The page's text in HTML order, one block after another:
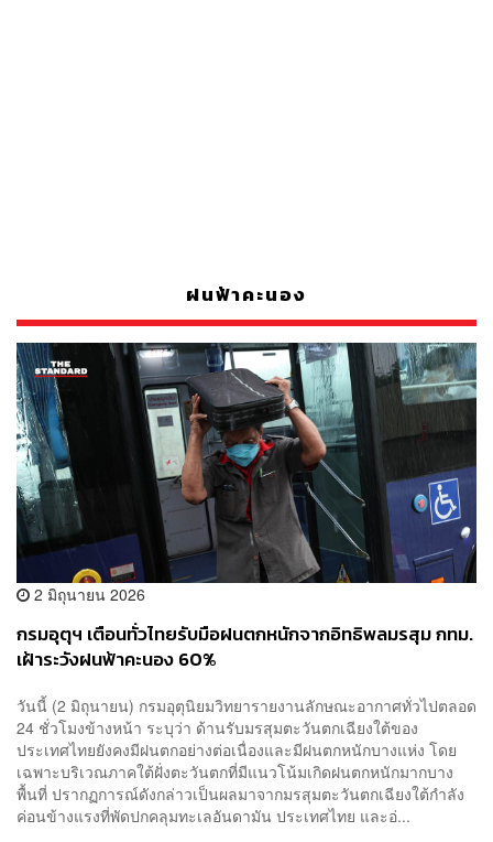
ฝนฟ้าคะนอง
2 มิถุนายน 2026
กรมอุตุฯ เตือนทั่วไทยรับมือฝนตกหนักจากอิทธิพลมรสุม กทม.
เฝ้าระวังฝนฟ้าคะนอง 60%
วันนี้ (2 มิถุนายน) กรมอุตุนิยมวิทยารายงานลักษณะอากาศทั่วไปตลอด
24 ชั่วโมงข้างหน้า ระบุว่า ด้านรับมรสุมตะวันตกเฉียงใต้ของ
ประเทศไทยยังคงมีฝนตกอย่างต่อเนื่องและมีฝนตกหนักบางแห่ง โดย
เฉพาะบริเวณภาคใต้ฝั่งตะวันตกที่มีแนวโน้มเกิดฝนตกหนักมากบาง
พื้นที่ ปรากฏการณ์ดังกล่าวเป็นผลมาจากมรสุมตะวันตกเฉียงใต้กำลัง
ค่อนข้างแรงที่พัดปกคลุมทะเลอันดามัน ประเทศไทย และอ่...